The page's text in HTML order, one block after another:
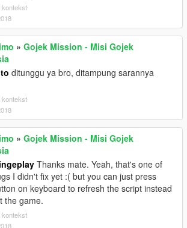
» Gojek Mission - Misi Gojek
ditunggu ya bro, ditampung sarannya
» Gojek Mission - Misi Gojek
Thanks mate. Yeah, that's one of
I didn't fix yet :( but you can just press
on keyboard to refresh the script instead
the game.